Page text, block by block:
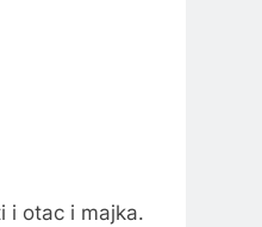
i otac i majka.